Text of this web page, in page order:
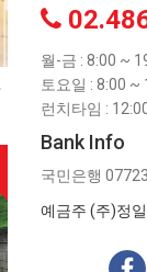
월-금 : 8:00 ~
토요일 : 8:00 ~
런치타임 :
Bank Info
국민은행
예금주 (주)정